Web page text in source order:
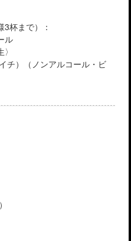
杯まで）：
ル
）（ノンアルコール・ビ